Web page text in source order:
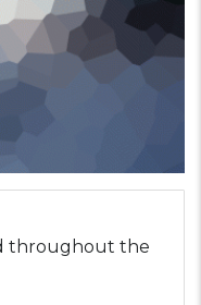
throughout the